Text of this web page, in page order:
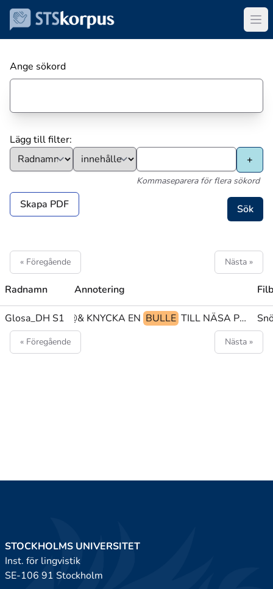
Ange sökord
Lägg till filter:
Kommaseparera för flera sökord
Skapa PDF
« Föregående Nästa »
Radnamn Annotering
Glosa_DH S1tp@& KNYCKA EN BULLE TILL NÄSA PLACERA(5b)>näsa
« Föregående Nästa »
STOCKHOLMS UNIVERSITET
Inst. för lingvistik
SE-106 91 Stockholm